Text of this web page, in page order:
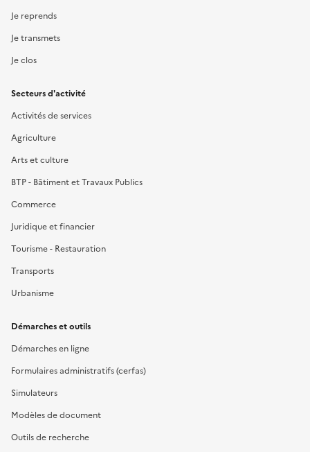
Je reprends
Je transmets
Je clos
Secteurs d'activité
Activités de services
Agriculture
Arts et culture
BTP - Bâtiment et Travaux Publics
Commerce
Juridique et financier
Tourisme - Restauration
Transports
Urbanisme
Démarches et outils
Démarches en ligne
Formulaires administratifs (cerfas)
Simulateurs
Modèles de document
Outils de recherche